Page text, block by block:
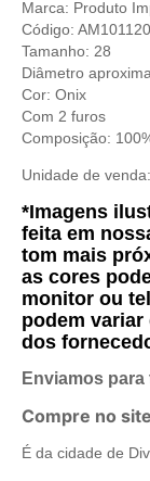
Marca: Produto
Código: AM101120
Tamanho: 28
Diâmetro
Cor: Onix
Com 2 furos
Composição:
Unidade de
*Imagens
feita em
tom mais
as cores
monitor ou
podem
dos
Enviamos
Compre no
É da cidade de